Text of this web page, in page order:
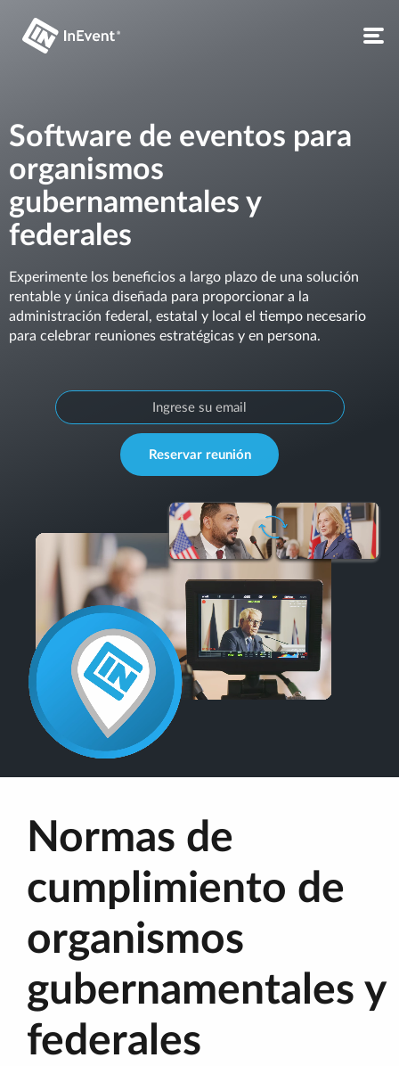
Software de eventos para
organismos
gubernamentales y
federales
Experimente los beneficios a largo plazo de una solución
rentable y única diseñada para proporcionar a la
administración federal, estatal y local el tiempo necesario
para celebrar reuniones estratégicas y en persona.
Reservar reunión
Normas de
cumplimiento de
organismos
gubernamentales y
federales